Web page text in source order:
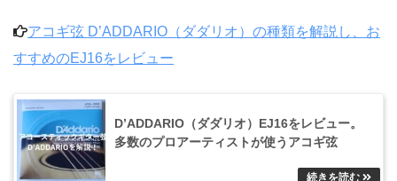
アコギ弦 D’ADDARIO（ダダリオ）の種類を解説し、お
すすめのEJ16をレビュー
D’ADDARIO（ダダリオ）EJ16をレビュー。
多数のプロアーティストが使うアコギ弦